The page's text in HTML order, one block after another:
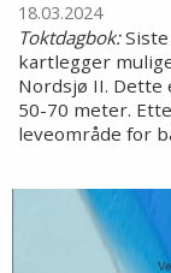
18.03.2024
Toktdagbok:Siste
kartlegger
Nordsjø II. Dette
50-70 meter.
leveområde for